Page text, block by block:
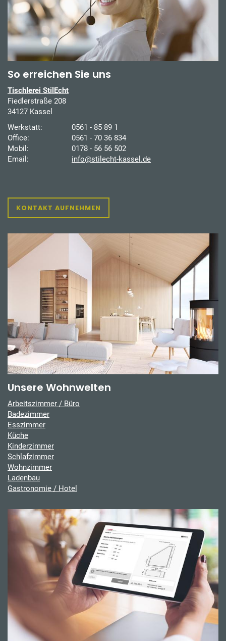
So erreichen Sie uns
Tischlerei StilEcht
Fiedlerstraße 208
34127 Kassel
Werkstatt:
0561 - 85 89 1
Office:
0561 - 70 36 834
Mobil:
0178 - 56 56 502
Email:
info@stilecht-kassel.de
KONTAKT AUFNEHMEN
Unsere Wohnwelten
Arbeitszimmer / Büro
Badezimmer
Esszimmer
Küche
Kinderzimmer
Schlafzimmer
Wohnzimmer
Ladenbau
Gastronomie / Hotel